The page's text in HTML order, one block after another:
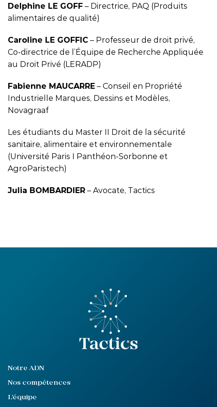
Delphine LE GOFF – Directrice, PAQ (Produits
alimentaires de qualité)
Caroline LE GOFFIC – Professeur de droit privé,
Co-directrice de l’Équipe de Recherche Appliquée
au Droit Privé (LERADP)
Fabienne MAUCARRE – Conseil en Propriété
Industrielle Marques, Dessins et Modèles,
Novagraaf
Les étudiants du Master II Droit de la sécurité
sanitaire, alimentaire et environnementale
(Université Paris I Panthéon-Sorbonne et
AgroParistech)
Julia BOMBARDIER – Avocate, Tactics
Notre ADN
Nos compétences
L'équipe